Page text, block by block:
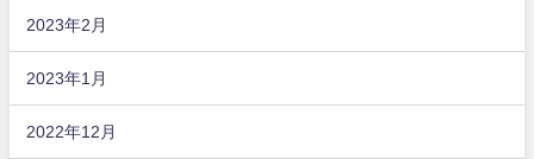
2023年2月
2023年1月
2022年12月